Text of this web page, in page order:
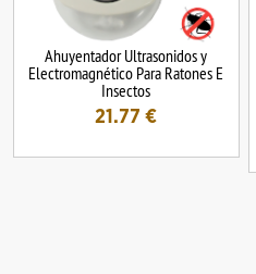
Ahuyentador Ultrasonidos y
Electromagnético Para Ratones E
Insectos
21.77 €